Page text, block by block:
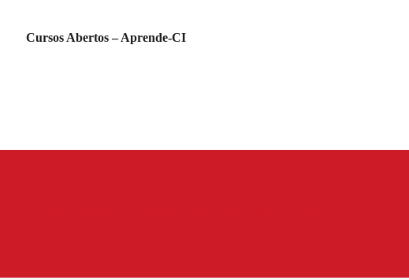
Cursos Abertos – Aprende-CI